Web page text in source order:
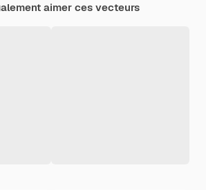
aimer ces vecteurs